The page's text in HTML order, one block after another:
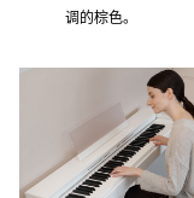
调的棕色。